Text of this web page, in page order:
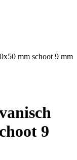
mm schoot 9 mm
9